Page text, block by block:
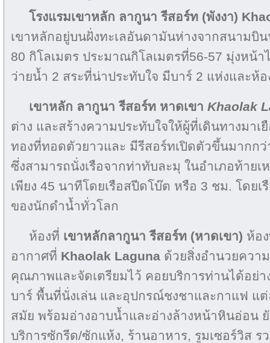
โรงแรมเขาหลัก ลากูนา รีสอร์ท (พังงา)
เขาหลักอยู่บนฝั่งทะเลอันดามันห่างจากสนามบิ
80 กิโลเมตร ประมาณกิโลเมตรที่56-57 มุ่งหน้า
ว่ายน้ำ 2 สระที่น่าประทับใจ มีบาร์ 2 แห่งและห้
เขาหลัก ลากูนา รีสอร์ท หาดเขา Khaolak
ต่าง และสร้างความประทับใจให้ผู้ที่เดินทางมา
ทองที่ทอดตัวยาวและ มีรีสอร์ทเปิดตัวขึ้นมากก
ซึ่งสามารถนั่งเรือจากท่าทับละมุ ในอำเภอท้ายเ
เพียง 45 นาทีโดยเรือสปีดโบ๊ต หรือ 3 ชม. โดยเ
ของนักดำน้ำทั่วโลก
ห้องที่ เขาหลักลากูนา รีสอร์ท (หาดเขา) ห้อ
อากาศที่ Khaolak Laguna ด้วยสิ่งอำนวยควา
คุณภาพและจัดเตรียมไว้ คอยบริการท่านได้อย่
บาร์ พื้นที่นั่งเล่น และอุปกรณ์ชงชาและกาแฟ แ
สมัย พร้อมอ่างอาบน้ำและอ่างล้างหน้าหินอ่อน
บริการซักรีด/ซักแห้ง, ร้านอาหาร, รูมเซอร์วิส